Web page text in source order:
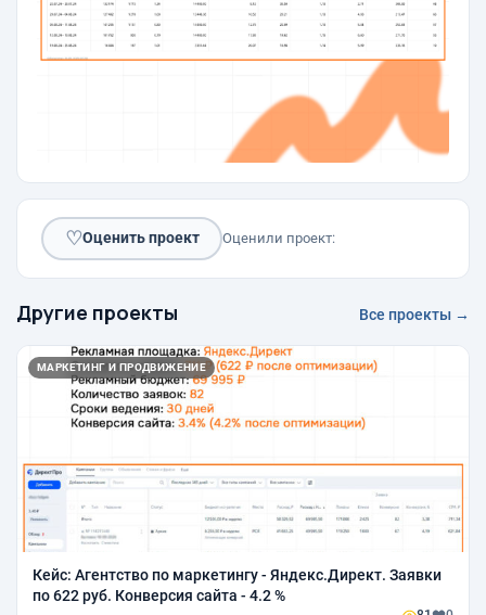
♡Оценить проект Оценили проект:
Другие проекты Все проекты →
МАРКЕТИНГ И ПРОДВИЖЕНИЕ
Кейс: Агентство по маркетингу - Яндекс.Директ. Заявки
по 622 руб. Конверсия сайта - 4.2 %